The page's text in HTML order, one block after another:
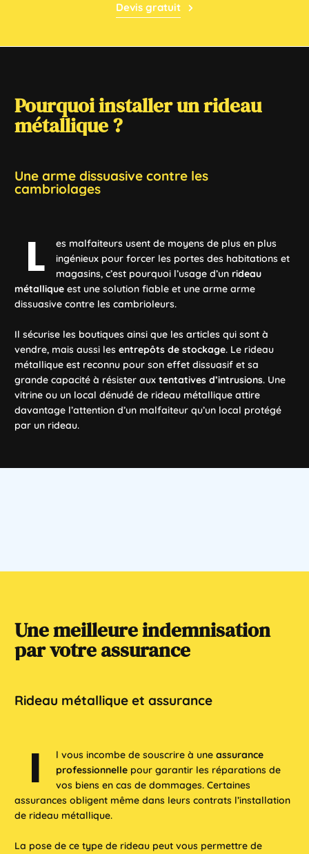
Devis gratuit
Pourquoiinstallerunrideau
métallique?
Une arme dissuasive contre les
cambriolages
L
es malfaiteurs usent de moyens de plus en plus
ingénieux pour forcer les portes des habitations et
magasins, c’est pourquoi l’usage d’un rideau
métallique est une solution fiable et une arme arme
dissuasive contre les cambrioleurs.
Il sécurise les boutiques ainsi que les articles qui sont à
vendre, mais aussi les entrepôts de stockage. Le rideau
métallique est reconnu pour son effet dissuasif et sa
grande capacité à résister aux tentatives d’intrusions. Une
vitrine ou un local dénudé de rideau métallique attire
davantage l’attention d’un malfaiteur qu’un local protégé
par un rideau.
Unemeilleureindemnisation
parvotreassurance
Rideau métallique et assurance
I l vous incombe de souscrire à une assurance
professionnelle pour garantir les réparations de
vos biens en cas de dommages. Certaines
assurances obligent même dans leurs contrats l’installation
de rideau métallique.
La pose de ce type de rideau peut vous permettre de